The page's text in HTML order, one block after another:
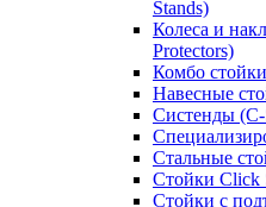
Stands)
Колеса и
Protectors)
Комбо
Навесные
Систенды (C-
Стальные
Стойки Click
Стойки с